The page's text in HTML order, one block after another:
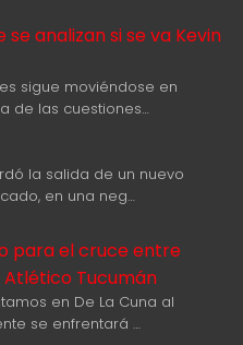
se analizan si se va Kevin
sigue moviéndose en
de las cuestiones…
la salida de un nuevo
en una neg…
para el cruce entre
Tucumán
en De La Cuna al
se enfrentará …